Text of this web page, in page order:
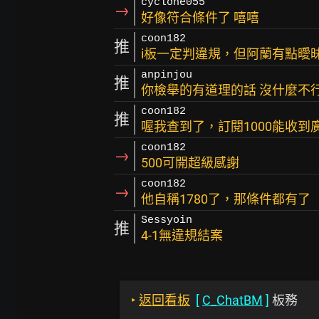
→ cyclone055
好像符合條件了 嘻嘻
推 coon182
i板一定判違規，但阿蘭有點曖
推 anpinjou
你檢舉的有道理的話 沒什麼不
推 coon182
喔我查到了，訂閱1000能收到
→ coon182
500可開超級感謝
→ coon182
他自稱1780了，那條件都有了
推 Sessyoin
4-1無違規結案
‣ 返回看板 [ C_ChatBM ] 板務